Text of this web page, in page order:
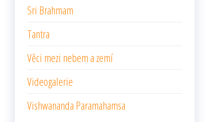
Sri Brahmam
Tantra
Věci mezi nebem a zemí
Videogalerie
Vishwananda Paramahamsa